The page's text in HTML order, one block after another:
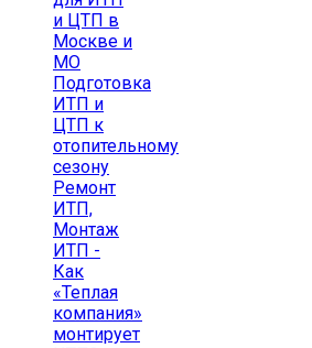
и ЦТП в
Москве и
МО
Подготовка
ИТП и
ЦТП к
отопительному
сезону
Ремонт
ИТП,
Монтаж
ИТП -
Как
«Теплая
компания»
монтирует